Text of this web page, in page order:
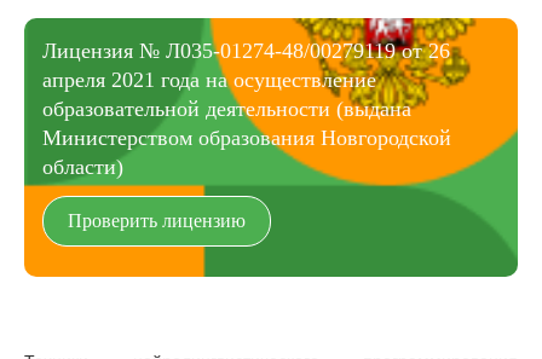
Лицензия № Л035-01274-48/00279119 от 26
апреля 2021 года на осуществление
образовательной деятельности (выдана
Министерством образования Новгородской
области)
Проверить лицензию